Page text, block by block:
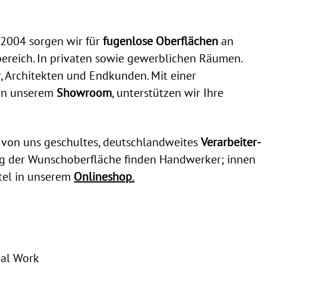
sorgen wir fürfugenlose Oberflächenan
In privaten sowie gewerblichen Räumen.
Architekten und Endkunden. Mit einer
unserem Showroom, unterstützen wir Ihre
uns geschultes, deutschlandweitesVerarbeiter-
der Wunschoberfläche finden Handwerker; innen
in unserem Onlineshop.
Work